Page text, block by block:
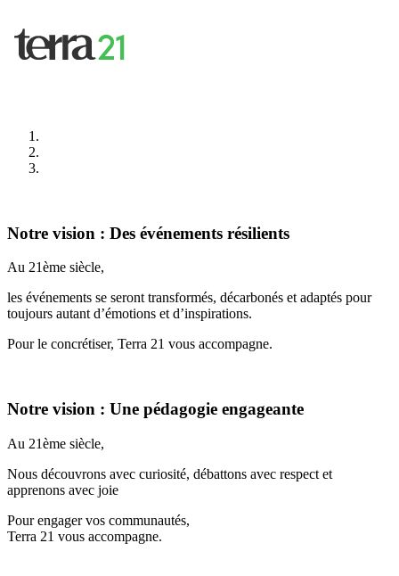
Notre vision : Des événements résilients
Au 21ème siècle,
les événements se seront transformés, décarbonés et adaptés pour
toujours autant d’émotions et d’inspirations.
Pour le concrétiser, Terra 21 vous accompagne.
Notre vision : Une pédagogie engageante
Au 21ème siècle,
Nous découvrons avec curiosité, débattons avec respect et
apprenons avec joie
Pour engager vos communautés,
Terra 21 vous accompagne.